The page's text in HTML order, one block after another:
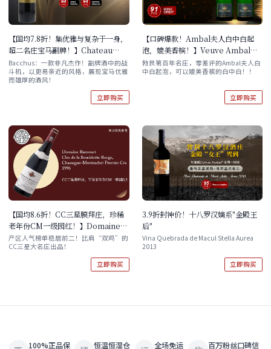
【国均7.8折！集优雅与复杂于一身，
超二名庄宝马副牌！】Chateau
Palmer Alter Ego de Palmer
2017
Bacchus：一款非凡杰作！副牌酒中的战
斗机，以更易亲近的风格，展现宝马优雅
而雄厚的酒风！
立即购买
【口碑爆款！Ambal夫人白中白起
泡，媲美香槟！】Veuve Ambal
Blanc de Blancs Brut NV 双支/六
支原箱/五箱囤货装
勃艮第百年名庄，零差评的Ambal夫人白
中白起泡，可以媲美香槟的白中白！！
立即购买
【国均8.6折！CC三星膜拜庄，珍稀
老年份CM一级园红！】Domaine
Ramonet Clos de la Boudriotte
Rouge, Chassagne-Montrachet
产区人气榜单稳居前二！比肩“双鸡”的
CC三星大名庄出品！
立即购买
3.9折封神价！十八罗汉嫡系"金殿王
后"
Vina Quebrada de Macul Stella Aurea
2013
立即购买
100%正品保
恒温恒湿仓
全场免运
百万粉丝口碑信